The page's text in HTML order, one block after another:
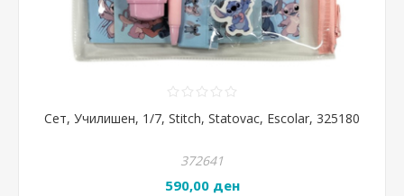
Сет, Училишен, 1/7, Stitch, Statovac, Escolar, 325180
372641
590,00 ден